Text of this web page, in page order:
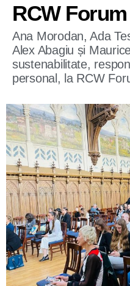
RCW Forum
Ana Morodan, Ada
Alex Abagiu și
sustenabilitate,
personal, la RCW